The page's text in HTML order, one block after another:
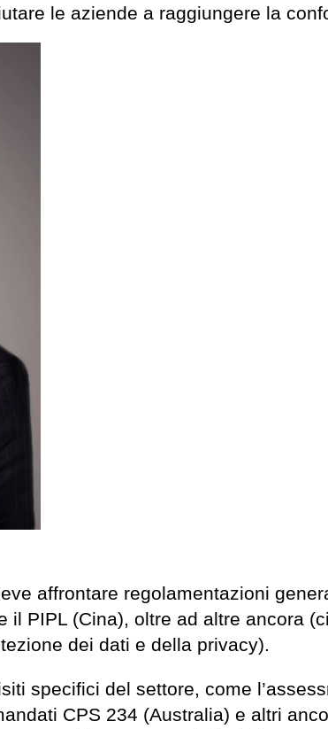
le aziende a raggiungere la
affrontare regolamentazioni
il PIPL (Cina), oltre ad altre ancora
dei dati e della privacy).
specifici del settore, come
CPS 234 (Australia) e altri